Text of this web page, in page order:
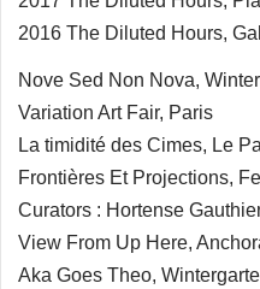
2016 The Diluted Hours,
Nove Sed Non Nova,
Variation Art Fair, Paris
La timidité des Cimes, Le
Frontières Et Projections,
Curators : Hortense
View From Up Here,
Aka Goes Theo,